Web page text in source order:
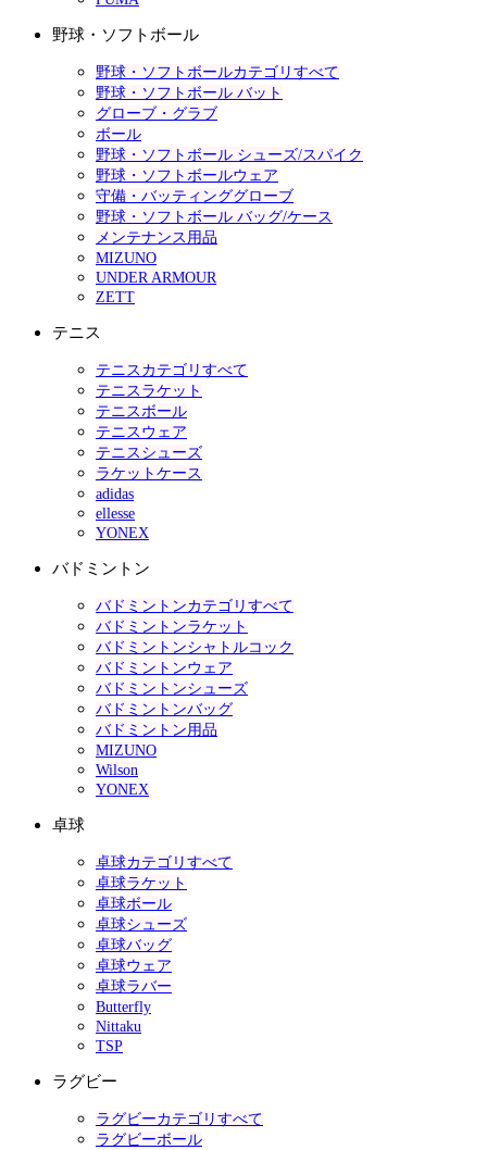
野球・ソフトボール
野球・ソフトボールカテゴリすべて
野球・ソフトボール バット
グローブ・グラブ
ボール
野球・ソフトボール シューズ/スパイク
野球・ソフトボールウェア
守備・バッティンググローブ
野球・ソフトボール バッグ/ケース
メンテナンス用品
MIZUNO
UNDER ARMOUR
ZETT
テニス
テニスカテゴリすべて
テニスラケット
テニスボール
テニスウェア
テニスシューズ
ラケットケース
adidas
ellesse
YONEX
バドミントン
バドミントンカテゴリすべて
バドミントンラケット
バドミントンシャトルコック
バドミントンウェア
バドミントンシューズ
バドミントンバッグ
バドミントン用品
MIZUNO
Wilson
YONEX
卓球
卓球カテゴリすべて
卓球ラケット
卓球ボール
卓球シューズ
卓球バッグ
卓球ウェア
卓球ラバー
Butterfly
Nittaku
TSP
ラグビー
ラグビーカテゴリすべて
ラグビーボール